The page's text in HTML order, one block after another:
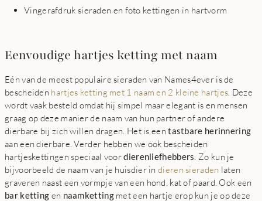
Vingerafdruk sieraden en foto kettingen in hartvorm
Eenvoudige hartjes ketting met naam
Eén van de meest populaire sieraden van Names4ever is de
bescheiden hartjes ketting met 1 naam en 2 kleine hartjes . Deze
wordt vaak besteld omdat hij simpel maar elegant is en mensen
graag op deze manier de naam van hun partner of andere
dierbare bij zich willen dragen. Het is eentastbare herinnering
aan een dierbare. Verder hebben we ook bescheiden
hartjeskettingen speciaal voordierenliefhebbers . Zo kun je
bijvoorbeeld de naam van je huisdier in dieren sieraden laten
graveren naast een vormpje van een hond, kat of paard. Ook een
bar ketting en naamkettingmet een hartje erop kun je op deze